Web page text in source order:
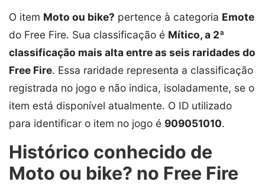
O item Moto ou bike? pertence à categoria Emote
do Free Fire. Sua classificação é Mítico, a 2ª
classificação mais alta entre as seis raridades do
Free Fire. Essa raridade representa a classificação
registrada no jogo e não indica, isoladamente, se o
item está disponível atualmente. O ID utilizado
para identificar o item no jogo é 909051010.
Histórico conhecido de
Moto ou bike? no Free Fire